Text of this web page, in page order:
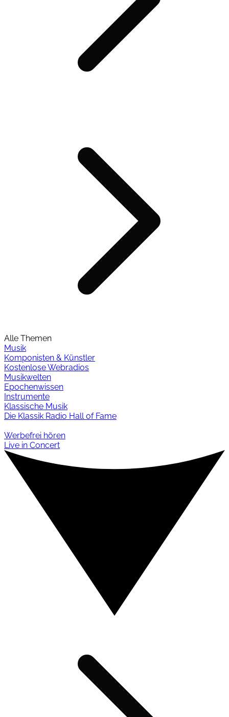
Alle Themen
Musik
Komponisten & Künstler
Kostenlose Webradios
Musikwelten
Epochenwissen
Instrumente
Klassische Musik
Die Klassik Radio Hall of Fame
Werbefrei hören
Live in Concert